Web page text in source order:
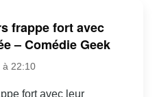
frappe fort avec
– Comédie Geek
à 22:10
fort avec leur